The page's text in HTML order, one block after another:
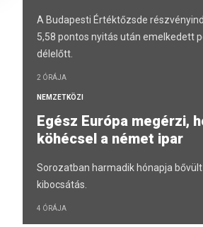
A Budapesti Értéktőzsde
5,58 pontos nyitás után emelkedett
délelőtt.
2 ÓRÁJA
NEMZETKÖZI
Egész Európa megérzi,
köhécsel a német ipar
Sorozatban harmadik hónapja bővült
kibocsátás.
4 ÓRÁJA